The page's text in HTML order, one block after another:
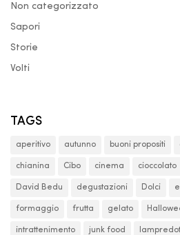
Non categorizzato
Sapori
Storie
Volti
TAGS
aperitivo autunno buoni propositi
chianina Cibo cinema cioccolato
David Bedu degustazioni Dolci
formaggio frutta gelato
intrattenimento junk food